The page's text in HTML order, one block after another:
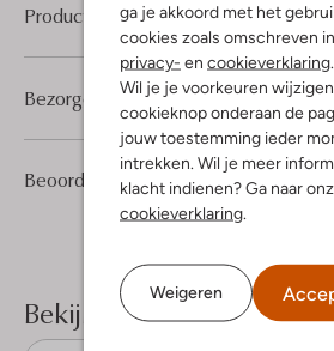
ga je akkoord met het
cookies zoals omschreven
privacy- en cookieverklaring
Wil je je voorkeuren
cookieknop onderaan de
jouw toestemming ieder
intrekken. Wil je meer
klacht indienen? Ga naar
cookieverklaring
Weigeren
Product informatie
Beoordelingen (1) 1
3
Sterren
Bezorgen & retourneren
Bekijk meer